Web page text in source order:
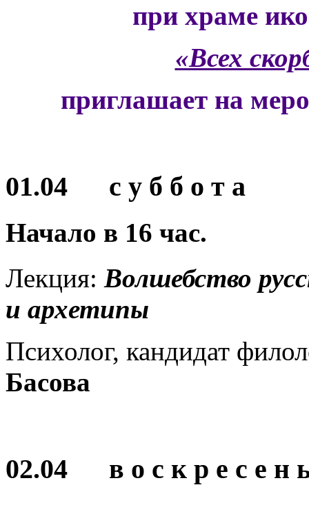
при храме
«Всех
приглашает на
01.04 с у б б о т а
Начало в 16 час.
Лекция: Волшебство
и архетипы
Психолог, кандидат
Басова
02.04 в о с к р е с е н